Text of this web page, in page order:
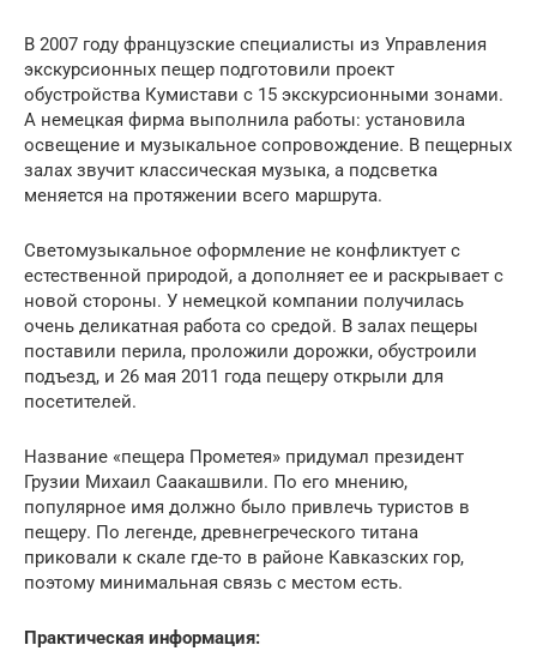
В 2007 году французские специалисты из Управления
экскурсионных пещер подготовили проект
обустройства Кумистави с 15 экскурсионными зонами.
А немецкая фирма выполнила работы: установила
освещение и музыкальное сопровождение. В пещерных
залах звучит классическая музыка, а подсветка
меняется на протяжении всего маршрута.
Светомузыкальное оформление не конфликтует с
естественной природой, а дополняет ее и раскрывает с
новой стороны. У немецкой компании получилась
очень деликатная работа со средой. В залах пещеры
поставили перила, проложили дорожки, обустроили
подъезд, и 26 мая 2011 года пещеру открыли для
посетителей.
Название «пещера Прометея» придумал президент
Грузии Михаил Саакашвили. По его мнению,
популярное имя должно было привлечь туристов в
пещеру. По легенде, древнегреческого титана
приковали к скале где-то в районе Кавказских гор,
поэтому минимальная связь с местом есть.
Практическая информация: